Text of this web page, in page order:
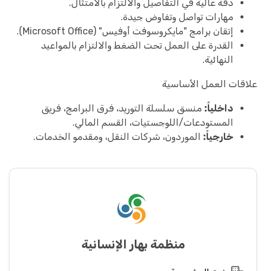
دقة عالية في التفاصيل والالتزام بالامتثال.
مهارات تواصل وتفاوض جيدة.
إتقان برامج "مايكروسوفت أوفيس" (Microsoft Office).
القدرة على العمل تحت الضغط والالتزام بالمواعيد
النهائية.
علاقات العمل الأساسية
داخلياً: منسق سلسلة التوريد، فرق البرامج، فريق
المستودعات/اللوجستيات، القسم المالي.
خارجياً: الموردون، شركات النقل، ومقدمو الخدمات.
منظمة بهار الإنسانية